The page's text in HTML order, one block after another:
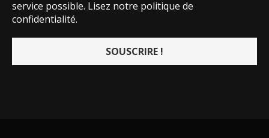
service possible. Lisez notre politique de
confidentialité.